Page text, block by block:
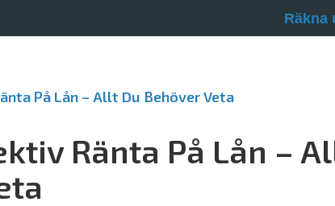
Räkna
På Lån – Allt Du Behöver Veta
Ränta På Lån –